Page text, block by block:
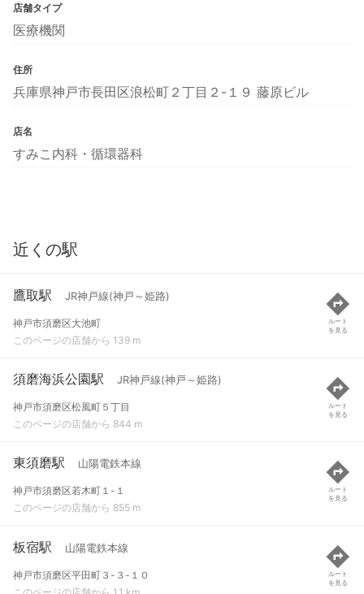
店舗タイプ
医療機関
住所
兵庫県神戸市長田区浪松町２丁目２-１９ 藤原ビル
店名
すみこ内科・循環器科
近くの駅
鷹取駅 JR神戸線(神戸～姫路)
神戸市須磨区大池町
このページの店舗から 139 m
ルート
を見る
須磨海浜公園駅 JR神戸線(神戸～姫路)
神戸市須磨区松風町５丁目
このページの店舗から 844 m
ルート
を見る
東須磨駅 山陽電鉄本線
神戸市須磨区若木町１-１
このページの店舗から 855 m
ルート
を見る
板宿駅 山陽電鉄本線
神戸市須磨区平田町３-３-１０
ルート
を見る